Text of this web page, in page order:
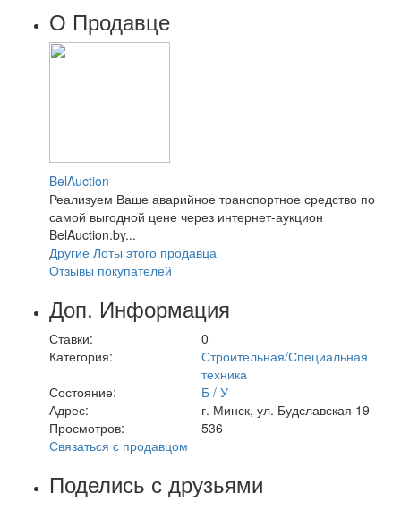
О Продавце
BelAuction
Реализуем Ваше аварийное транспортное средство по
самой выгодной цене через интернет-аукцион
BelAuction.by...
Другие Лоты этого продавца
Отзывы покупателей
Доп. Информация
Ставки:
0
Категория:
Строительная/Специальная
техника
Состояние:
Б / У
Адрес:
г. Минск, ул. Будславская 19
Просмотров:
536
Связаться с продавцом
Поделись с друзьями